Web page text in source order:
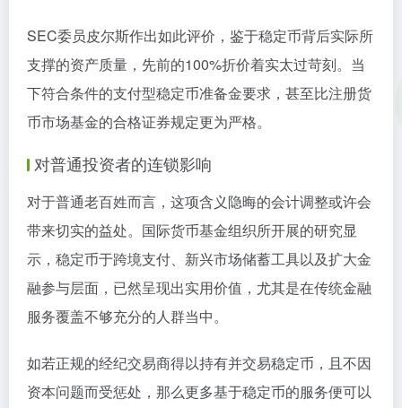
SEC委员皮尔斯作出如此评价，鉴于稳定币背后实际所
支撑的资产质量，先前的100%折价着实太过苛刻。当
下符合条件的支付型稳定币准备金要求，甚至比注册货
币市场基金的合格证券规定更为严格。
对普通投资者的连锁影响
对于普通老百姓而言，这项含义隐晦的会计调整或许会
带来切实的益处。国际货币基金组织所开展的研究显
示，稳定币于跨境支付、新兴市场储蓄工具以及扩大金
融参与层面，已然呈现出实用价值，尤其是在传统金融
服务覆盖不够充分的人群当中。
如若正规的经纪交易商得以持有并交易稳定币，且不因
资本问题而受惩处，那么更多基于稳定币的服务便可以